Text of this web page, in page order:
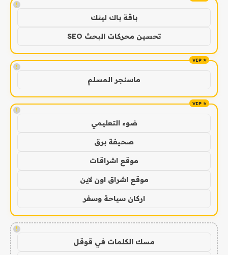
!
باقة باك لينك
تحسين محركات البحث SEO
!
ماسنجر المسلم
!
ضوء التعليمي
صحيفة برق
موقع اشراقات
موقع اشراق اون لاين
اركان سياحة وسفر
!
مسك الكلمات في قوقل